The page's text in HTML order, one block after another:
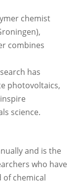
chemist
combines
has
photovoltaics,
science.
and is the
who have
of chemical